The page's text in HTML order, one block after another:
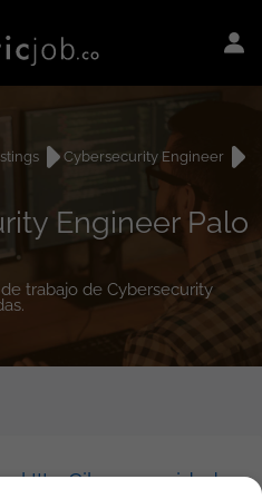
Cybersecurity Engineer
Engineer Palo
trabajo de Cybersecurity
III - Ciberseguridad